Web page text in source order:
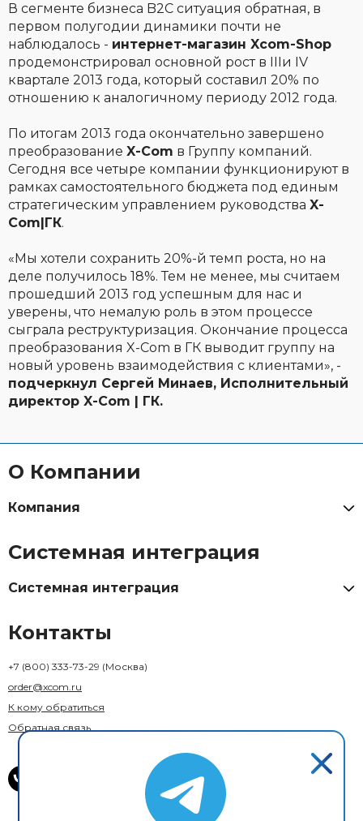
В сегменте бизнеса B2C ситуация обратная, в
первом полугодии динамики почти не
наблюдалось - интернет-магазин Xcom-Shop
продемонстрировал основной рост в IIIи IV
квартале 2013 года, который составил 20% по
отношению к аналогичному периоду 2012 года.
По итогам 2013 года окончательно завершено
преобразование X-Com в Группу компаний.
Сегодня все четыре компании функционируют в
рамках самостоятельного бюджета под единым
стратегическим управлением руководства X-
Com|ГК.
«Мы хотели сохранить 20%-й темп роста, но на
деле получилось 18%. Тем не менее, мы считаем
прошедший 2013 год успешным для нас и
уверены, что немалую роль в этом процессе
сыграла реструктуризация. Окончание процесса
преобразования X-Com в ГК выводит группу на
новый уровень взаимодействия с клиентами», -
подчеркнул Сергей Минаев, Исполнительный
директор X-Com | ГК.
О Компании
Компания
Системная интеграция
Системная интеграция
Контакты
+7 (800) 333-73-29 (Москва)
order@xcom.ru
К кому обратиться
Обратная связь